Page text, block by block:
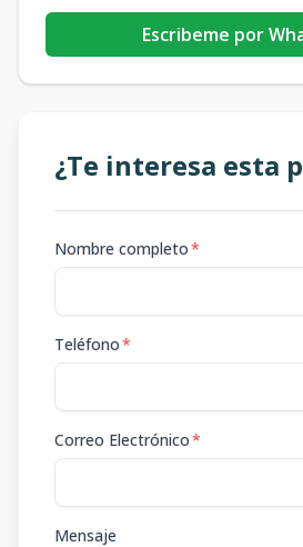
Escribeme por
¿Te interesa esta
Nombre completo*
Teléfono*
Correo Electrónico*
Mensaje